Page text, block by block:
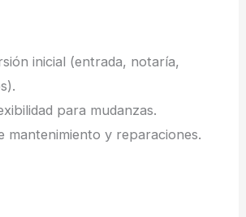
inicial (entrada, notaría,
para mudanzas.
mantenimiento y reparaciones.